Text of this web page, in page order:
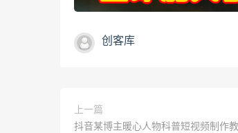
创客库
上一篇
抖音某博主暖心人物科普短视频制作